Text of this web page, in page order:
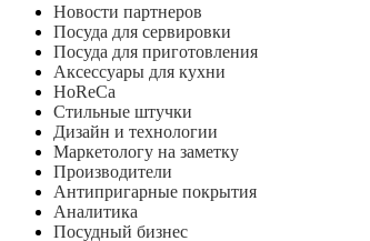
Новости партнеров
Посуда для сервировки
Посуда для приготовления
Аксессуары для кухни
HoReCa
Стильные штучки
Дизайн и технологии
Маркетологу на заметку
Производители
Антипригарные покрытия
Аналитика
Посудный бизнес